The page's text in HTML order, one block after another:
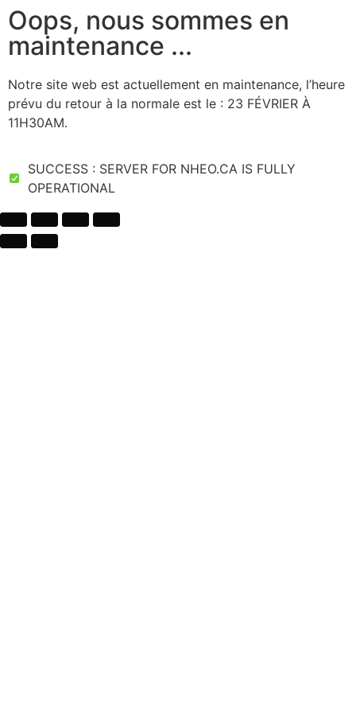
Oops, nous sommes en
maintenance ...
Notre site web est actuellement en maintenance, l’heure
prévu du retour à la normale est le : 23 FÉVRIER À
11H30AM.
SUCCESS : SERVER FOR NHEO.CA IS FULLY
OPERATIONAL